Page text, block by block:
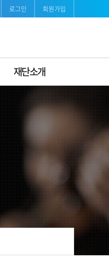
로그인 회원가입
재단소개
재단소개
인사말
연혁
조직도ꞏ팀별안내
비전·미션 & CI
경영공시
지속가능경영
오시는길